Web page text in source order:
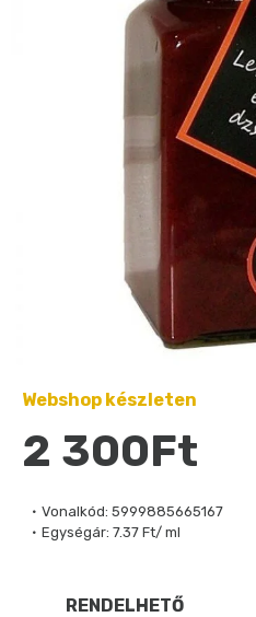
Vonalkód: 5999885665167
Egységár: 7.37 Ft/ ml
Webshop készleten
2 300Ft
RENDELHETŐ